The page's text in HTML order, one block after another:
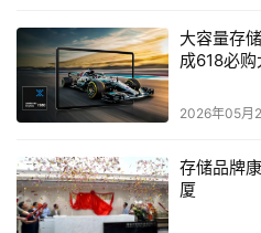
提供本地或者远程管理、监
管理与监控软件采用占用系
替占用CPU等系统资源较高的
对于监控来说，远程访问和
软件，如果选择全局的版本，
大容量存
成618必
2026年05月
存储品牌
厦